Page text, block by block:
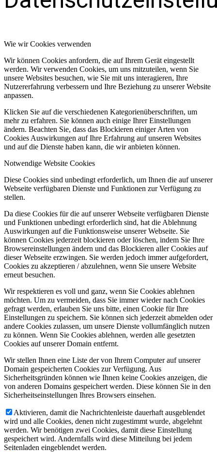
Wie wir Cookies verwenden
Wir können Cookies anfordern, die auf Ihrem Gerät eingestellt
werden. Wir verwenden Cookies, um uns mitzuteilen, wenn Sie
unsere Websites besuchen, wie Sie mit uns interagieren, Ihre
Nutzererfahrung verbessern und Ihre Beziehung zu unserer Website
anpassen.
Klicken Sie auf die verschiedenen Kategorienüberschriften, um
mehr zu erfahren. Sie können auch einige Ihrer Einstellungen
ändern. Beachten Sie, dass das Blockieren einiger Arten von
Cookies Auswirkungen auf Ihre Erfahrung auf unseren Websites
und auf die Dienste haben kann, die wir anbieten können.
Notwendige Website Cookies
Diese Cookies sind unbedingt erforderlich, um Ihnen die auf unserer
Webseite verfügbaren Dienste und Funktionen zur Verfügung zu
stellen.
Da diese Cookies für die auf unserer Webseite verfügbaren Dienste
und Funktionen unbedingt erforderlich sind, hat die Ablehnung
Auswirkungen auf die Funktionsweise unserer Webseite. Sie
können Cookies jederzeit blockieren oder löschen, indem Sie Ihre
Browsereinstellungen ändern und das Blockieren aller Cookies auf
dieser Webseite erzwingen. Sie werden jedoch immer aufgefordert,
Cookies zu akzeptieren / abzulehnen, wenn Sie unsere Website
erneut besuchen.
Wir respektieren es voll und ganz, wenn Sie Cookies ablehnen
möchten. Um zu vermeiden, dass Sie immer wieder nach Cookies
gefragt werden, erlauben Sie uns bitte, einen Cookie für Ihre
Einstellungen zu speichern. Sie können sich jederzeit abmelden oder
andere Cookies zulassen, um unsere Dienste vollumfänglich nutzen
zu können. Wenn Sie Cookies ablehnen, werden alle gesetzten
Cookies auf unserer Domain entfernt.
Wir stellen Ihnen eine Liste der von Ihrem Computer auf unserer
Domain gespeicherten Cookies zur Verfügung. Aus
Sicherheitsgründen können wie Ihnen keine Cookies anzeigen, die
von anderen Domains gespeichert werden. Diese können Sie in den
Sicherheitseinstellungen Ihres Browsers einsehen.
Aktivieren, damit die Nachrichtenleiste dauerhaft ausgeblendet
wird und alle Cookies, denen nicht zugestimmt wurde, abgelehnt
werden. Wir benötigen zwei Cookies, damit diese Einstellung
gespeichert wird. Andernfalls wird diese Mitteilung bei jedem
Seitenladen eingeblendet werden.